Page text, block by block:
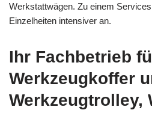
Werkstattwägen. Zu einem
Einzelheiten intensiver an.
Ihr Fachbetrieb
Werkzeugkoffer
Werkzeugtrolley,